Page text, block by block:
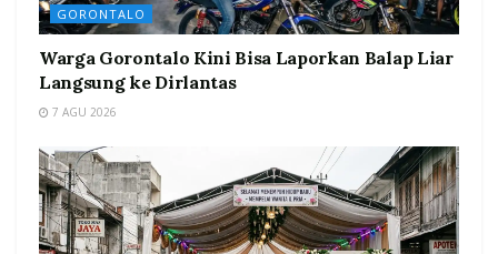
GORONTALO
Warga Gorontalo Kini Bisa Laporkan Balap Liar
Langsung ke Dirlantas
7 AGU 2026